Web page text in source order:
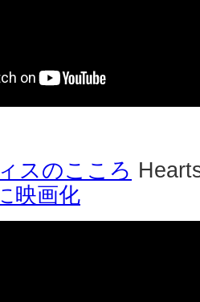
スのこころ
映画化